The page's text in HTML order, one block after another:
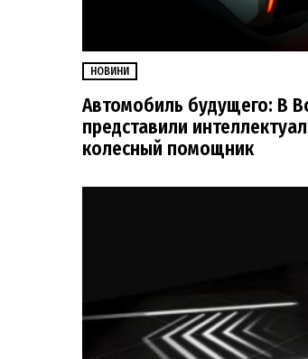
НОВИНИ
Автомобиль будущего: В
представили
колесный помощник